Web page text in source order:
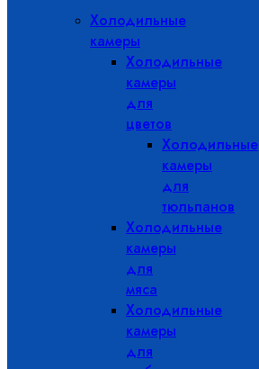
Холодильные
камеры
Холодильные
камеры
для
цветов
Холодильные
камеры
для
тюльпанов
Холодильные
камеры
для
мяса
Холодильные
камеры
для